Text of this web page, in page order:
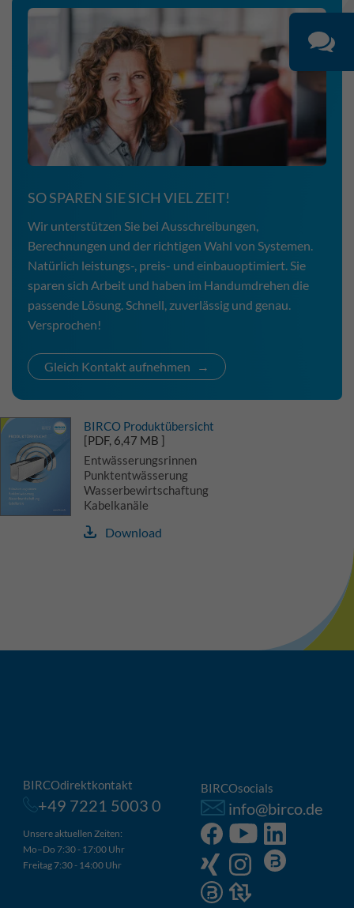
SO SPAREN SIE SICH VIEL ZEIT!
Wir unterstützen Sie bei Ausschreibungen,
Berechnungen und der richtigen Wahl von Systemen.
Natürlich leistungs-, preis- und einbauoptimiert. Sie
sparen sich Arbeit und haben im Handumdrehen die
passende Lösung. Schnell, zuverlässig und genau.
Versprochen!
Gleich Kontakt aufnehmen
BIRCO Produktübersicht
[PDF, 6,47 MB ]
Entwässerungsrinnen
Punktentwässerung
Wasserbewirtschaftung
Kabelkanäle
Download
BIRCOdirektkontakt
+49 7221 5003 0
Unsere aktuellen Zeiten:
Mo–Do 7:30 - 17:00 Uhr
Freitag 7:30 - 14:00 Uhr
BIRCOsocials
info@birco.de